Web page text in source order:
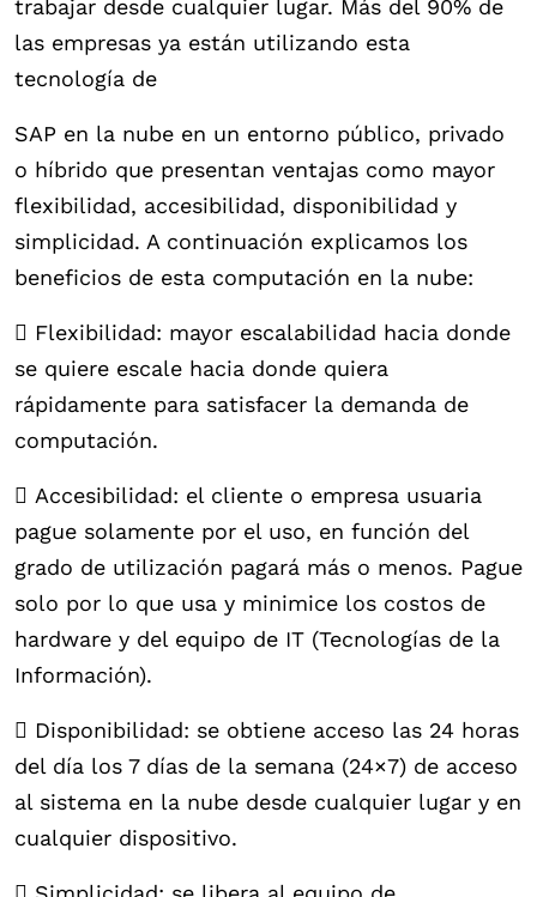
trabajar desde cualquier lugar. Más del 90% de
las empresas ya están utilizando esta
tecnología de
SAP en la nube en un entorno público, privado
o híbrido que presentan ventajas como mayor
flexibilidad, accesibilidad, disponibilidad y
simplicidad. A continuación explicamos los
beneficios de esta computación en la nube:
 Flexibilidad: mayor escalabilidad hacia donde
se quiere escale hacia donde quiera
rápidamente para satisfacer la demanda de
computación.
 Accesibilidad: el cliente o empresa usuaria
pague solamente por el uso, en función del
grado de utilización pagará más o menos. Pague
solo por lo que usa y minimice los costos de
hardware y del equipo de IT (Tecnologías de la
Información).
 Disponibilidad: se obtiene acceso las 24 horas
del día los 7 días de la semana (24×7) de acceso
al sistema en la nube desde cualquier lugar y en
cualquier dispositivo.